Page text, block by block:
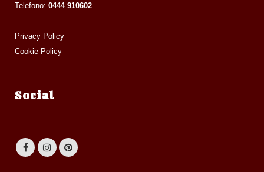
Telefono: 0444 910602
Privacy Policy
Cookie Policy
Social